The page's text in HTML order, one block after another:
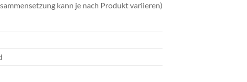
kann je nach Produkt variieren)